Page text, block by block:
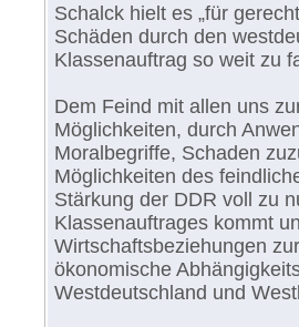
Schalck hielt es „für
Schäden durch den
Klassenauftrag so weit zu
Dem Feind mit allen uns
Möglichkeiten, durch
Moralbegriffe, Schaden
Möglichkeiten des
Stärkung der DDR voll zu
Klassenauftrages kommt
Wirtschaftsbeziehungen
ökonomische
Westdeutschland und